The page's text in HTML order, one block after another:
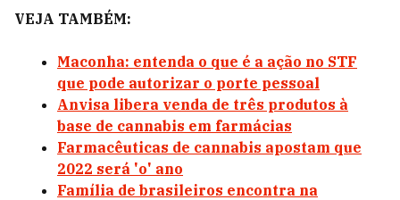
VEJA TAMBÉM:
Maconha: entenda o que é a ação no STF
que pode autorizar o porte pessoal
Anvisa libera venda de três produtos à
base de cannabis em farmácias
Farmacêuticas de cannabis apostam que
2022 será 'o' ano
Família de brasileiros encontra na